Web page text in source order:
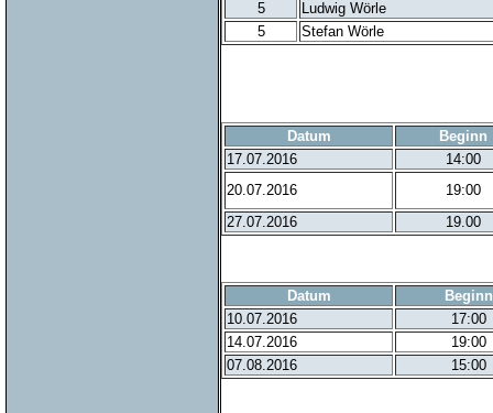
5
Ludwig Wörle
5
Stefan Wörle
Datum Beginn
17.07.2016
14:00
20.07.2016
19:00
27.07.2016
19.00
Datum Beginn
10.07.2016
17:00
14.07.2016
19:00
07.08.2016
15:00